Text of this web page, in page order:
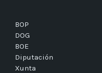
BOP
DOG
BOE
Diputación
Xunta